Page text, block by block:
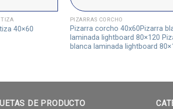
TIZA
40×60
PIZARRAS CORCHO
Pizarra corcho 40x60Pizarra
laminada lightboard 80×120
blanca laminada lightboard
DE PRODUCTO